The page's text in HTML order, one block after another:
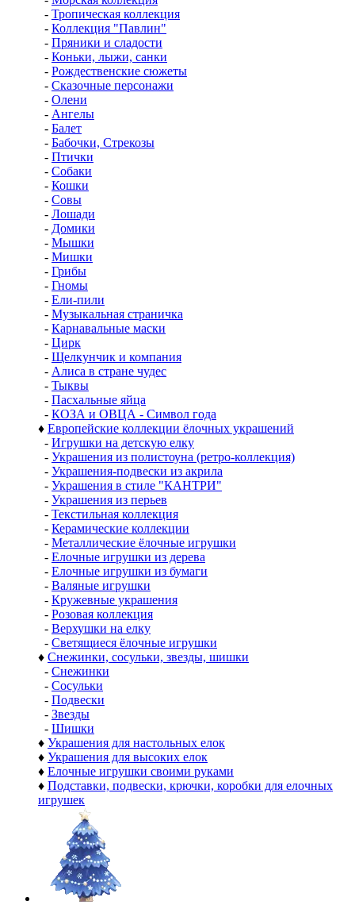
- Тропическая коллекция
- Коллекция "Павлин"
- Пряники и сладости
- Коньки, лыжи, санки
- Рождественские сюжеты
- Сказочные персонажи
- Олени
- Ангелы
- Балет
- Бабочки, Стрекозы
- Птички
- Собаки
- Кошки
- Совы
- Лошади
- Домики
- Мышки
- Мишки
- Грибы
- Гномы
- Ели-пили
- Музыкальная страничка
- Карнавальные маски
- Цирк
- Щелкунчик и компания
- Алиса в стране чудес
- Тыквы
- Пасхальные яйца
- КОЗА и ОВЦА - Символ года
♦ Европейские коллекции ёлочных украшений
- Игрушки на детскую елку
- Украшения из полистоуна (ретро-коллекция)
- Украшения-подвески из акрила
- Украшения в стиле "КАНТРИ"
- Украшения из перьев
- Текстильная коллекция
- Керамические коллекции
- Металлические ёлочные игрушки
- Елочные игрушки из дерева
- Елочные игрушки из бумаги
- Валяные игрушки
- Кружевные украшения
- Розовая коллекция
- Верхушки на елку
- Светящиеся ёлочные игрушки
♦ Снежинки, сосульки, звезды, шишки
- Снежинки
- Сосульки
- Подвески
- Звезды
- Шишки
♦ Украшения для настольных елок
♦ Украшения для высоких елок
♦ Елочные игрушки своими руками
♦ Подставки, подвески, крючки, коробки для елочных
игрушек